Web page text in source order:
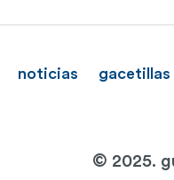
noticias gacetillas
© 2025.